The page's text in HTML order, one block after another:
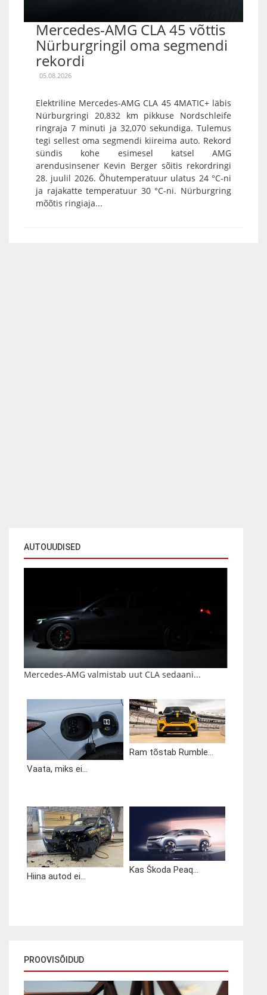
AUTOUUDISED
Mercedes-AMG valmistab uut CLA sedaani...
Vaata, miks ei...
Ram tõstab Rumble...
Hiina autod ei...
Kas Škoda Peaq...
PROOVISÕIDUD
Mercedes-AMG CLA 45 võttis
Nürburgringil oma segmendi
rekordi
05.08.2026
Elektriline Mercedes-AMG CLA 45 4MATIC+ läbis
Nürburgringi 20,832 km pikkuse Nordschleife
ringraja 7 minuti ja 32,070 sekundiga. Tulemus
tegi sellest oma segmendi kiireima auto. Rekord
sündis kohe esimesel katsel AMG
arendusinsener Kevin Berger sõitis rekordringi
28. juulil 2026. Õhutemperatuur ulatus 24 °C-ni
ja rajakatte temperatuur 30 °C-ni. Nürburgring
mõõtis ringiaja...